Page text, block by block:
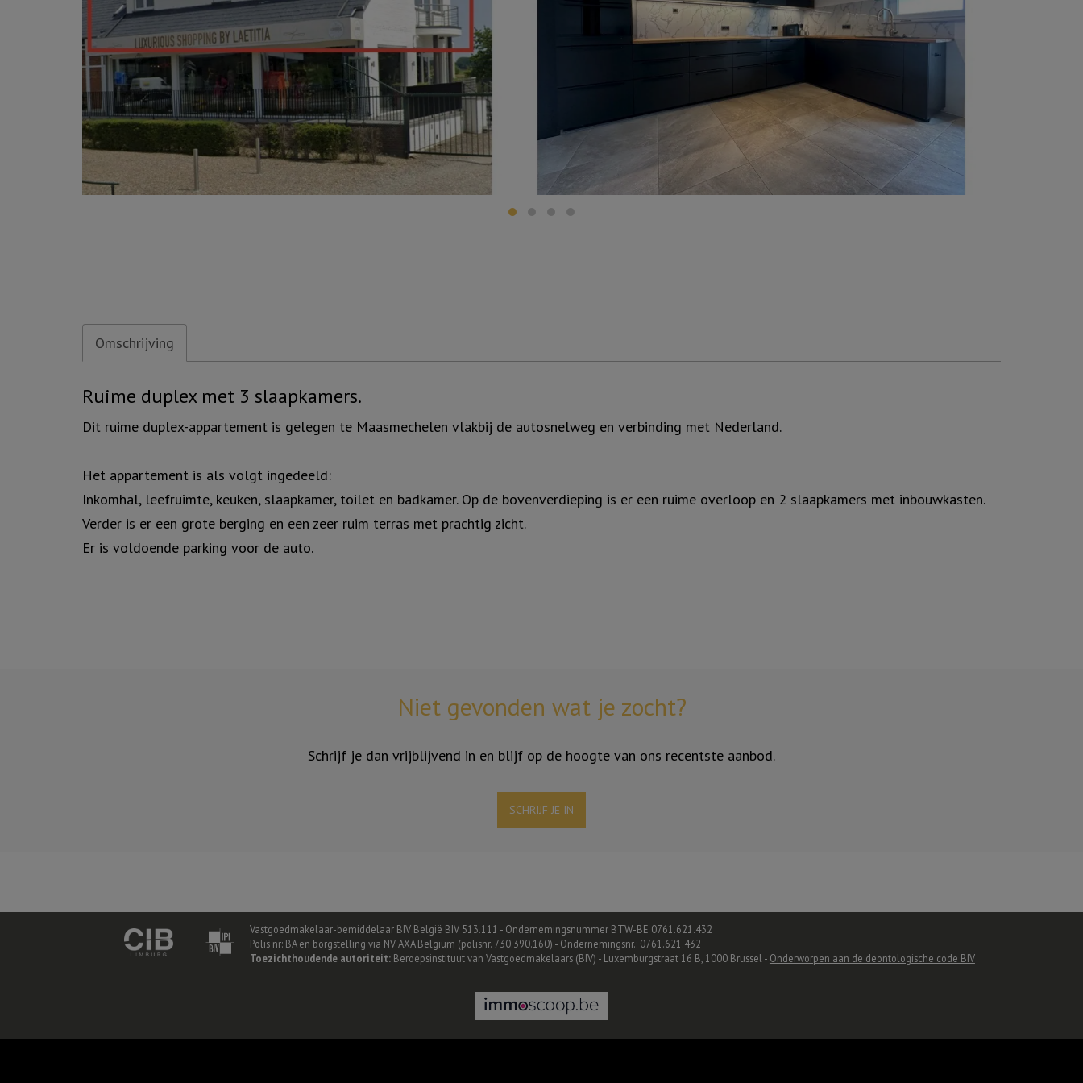
Omschrijving
Omschrijving
Ruime duplex met 3 slaapkamers.
Dit ruime duplex-appartement is gelegen te Maasmechelen vlakbij de autosnelweg en verbinding met Nederland.
Het appartement is als volgt ingedeeld:
Inkomhal, leefruimte, keuken, slaapkamer, toilet en badkamer. Op de bovenverdieping is er een ruime overloop en 2 slaapkamers met inbouwkasten.
Verder is er een grote berging en een zeer ruim terras met prachtig zicht.
Er is voldoende parking voor de auto.
Niet gevonden wat je zocht?
Schrijf je dan vrijblijvend in en blijf op de hoogte van ons recentste aanbod.
SCHRIJF JE IN
Vastgoedmakelaar-bemiddelaar BIV België BIV 513.111 - Ondernemingsnummer BTW-BE 0761.621.432
Polis nr: BA en borgstelling via NV AXA Belgium (polisnr. 730.390.160) - Ondernemingsnr.: 0761.621.432
Toezichthoudende autoriteit: Beroepsinstituut van Vastgoedmakelaars (BIV) - Luxemburgstraat 16 B, 1000 Brussel - Onderworpen aan de deontologische code BIV